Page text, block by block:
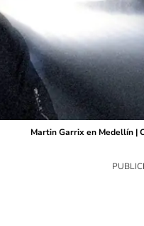
Martin Garrix en Medellín |